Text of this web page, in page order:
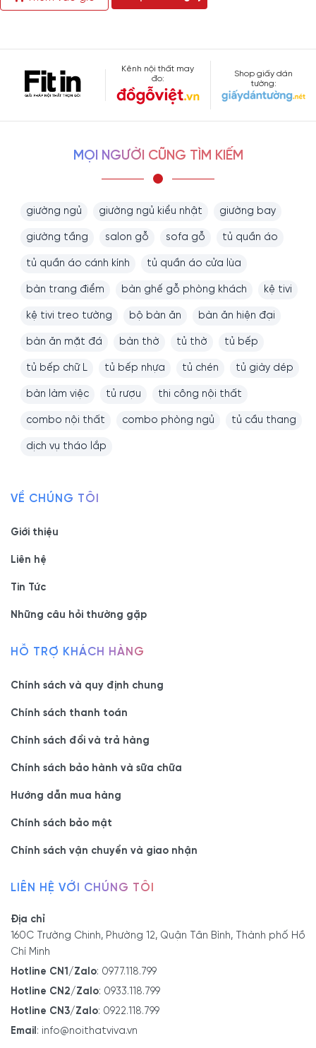
Kênh nội thất may
đo:
Shop giấy dán
tường:
MỌI NGƯỜI CŨNG TÌM KIẾM
giường ngủ giường ngủ kiểu nhật giường bay
giường tầng salon gỗ sofa gỗ tủ quần áo
tủ quần áo cánh kính tủ quần áo cửa lùa
bàn trang điểm bàn ghế gỗ phòng khách kệ tivi
kệ tivi treo tường bộ bàn ăn bàn ăn hiện đại
bàn ăn mặt đá bàn thờ tủ thờ tủ bếp
tủ bếp chữ L tủ bếp nhựa tủ chén tủ giày dép
bàn làm việc tủ rượu thi công nội thất
combo nội thất combo phòng ngủ tủ cầu thang
dịch vụ tháo lắp
VỀ CHÚNG TÔI
Giới thiệu
Liên hệ
Tin Tức
Những câu hỏi thường gặp
HỖ TRỢ KHÁCH HÀNG
Chính sách và quy định chung
Chính sách thanh toán
Chính sách đổi và trả hàng
Chính sách bảo hành và sữa chữa
Hướng dẫn mua hàng
Chính sách bảo mật
Chính sách vận chuyển và giao nhận
LIÊN HỆ VỚI CHÚNG TÔI
Địa chỉ
160C Trường Chinh, Phường 12, Quận Tân Bình, Thành phố Hồ
Chí Minh
Hotline CN1/Zalo: 0977.118.799
Hotline CN2/Zalo: 0933.118.799
Hotline CN3/Zalo: 0922.118.799
Email : info@noithatviva.vn